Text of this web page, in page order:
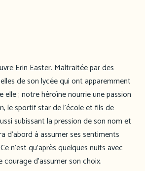
Erin Easter. Maltraitée par des
de son lycée qui ont apparemment
elle ; notre héroïne nourrie une passion
le sportif star de l’école et fils de
subissant la pression de son nom et
d’abord à assumer ses sentiments
n’est qu’après quelques nuits avec
courage d’assumer son choix.